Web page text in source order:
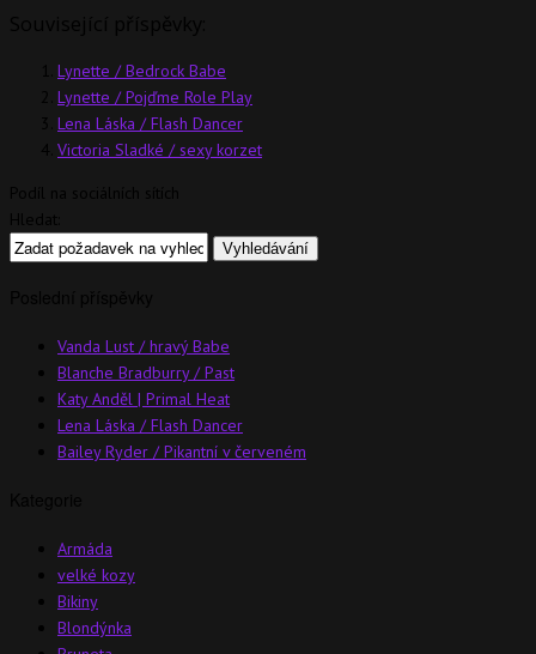
Lynette / Bedrock Babe
Lynette / Pojďme Role Play
Lena Láska / Flash Dancer
Victoria Sladké / sexy korzet
Vanda Lust / hravý Babe
Blanche Bradburry / Past
Katy Anděl | Primal Heat
Lena Láska / Flash Dancer
Bailey Ryder / Pikantní v červeném
Armáda
velké kozy
Bikiny
Blondýnka